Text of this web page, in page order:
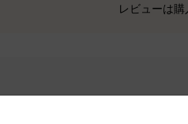
レビューは購